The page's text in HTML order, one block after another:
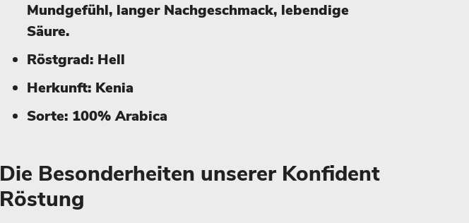
Mundgefühl, langer Nachgeschmack, lebendige
Säure.
Röstgrad: Hell
Herkunft: Kenia
Sorte: 100% Arabica
Die Besonderheiten unserer Konfident
Röstung